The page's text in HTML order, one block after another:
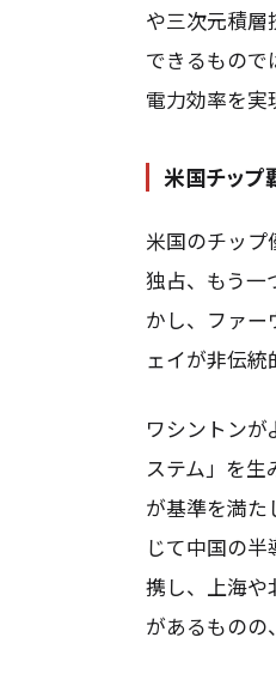
や三次元積層
できるもので
電力効率を実
米国チップ
米国のチップ
独占、もう一
かし、ファー
ェイが非伝
ワシントン
ステム」を生
が基準を満た
じて中国の
携し、上海や
があるものの